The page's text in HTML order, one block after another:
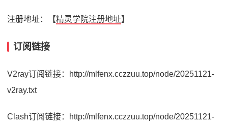
注册地址：【精灵学院注册地址】
订阅链接
V2ray订阅链接：http://mlfenx.cczzuu.top/node/20251121-
v2ray.txt
Clash订阅链接：http://mlfenx.cczzuu.top/node/20251121-